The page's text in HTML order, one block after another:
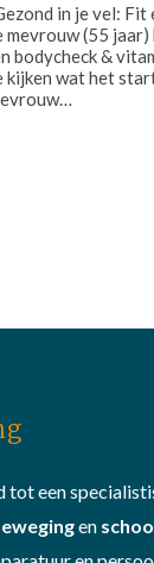
in je vel: Fit
(55 jaar)
bodycheck &
kijken wat het
tot een
en